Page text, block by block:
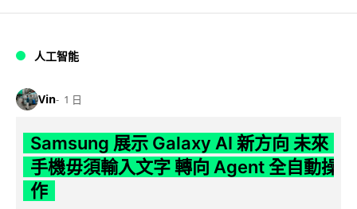
人工智能
Vin 1 日
Samsung 展示 Galaxy AI 新方向 未來
手機毋須輸入文字 轉向 Agent 全自動操
作